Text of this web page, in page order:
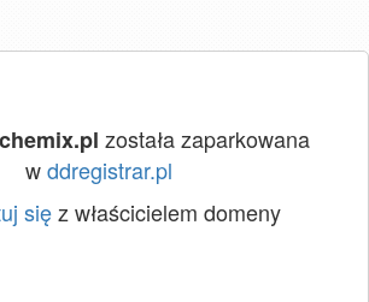
została zaparkowana
wddregistrar.pl
sięz właścicielem domeny